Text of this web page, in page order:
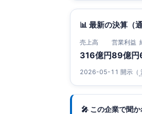
📊 最新の決算（通
売上高
316億円
営業利益
89億円
2026-05-11 開示（
🎤 この企業で聞